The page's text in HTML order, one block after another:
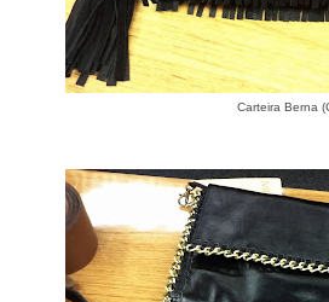
Carteira Berna